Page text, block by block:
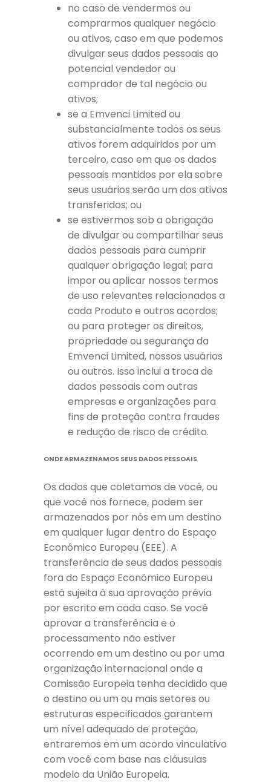
no caso de vendermos ou
comprarmos qualquer negócio
ou ativos, caso em que podemos
divulgar seus dados pessoais ao
potencial vendedor ou
comprador de tal negócio ou
ativos;
se a Emvenci Limited ou
substancialmente todos os seus
ativos forem adquiridos por um
terceiro, caso em que os dados
pessoais mantidos por ela sobre
seus usuários serão um dos ativos
transferidos; ou
se estivermos sob a obrigação
de divulgar ou compartilhar seus
dados pessoais para cumprir
qualquer obrigação legal; para
impor ou aplicar nossos termos
de uso relevantes relacionados a
cada Produto e outros acordos;
ou para proteger os direitos,
propriedade ou segurança da
Emvenci Limited, nossos usuários
ou outros. Isso inclui a troca de
dados pessoais com outras
empresas e organizações para
fins de proteção contra fraudes
e redução de risco de crédito.
ONDE ARMAZENAMOS SEUS DADOS PESSOAIS
Os dados que coletamos de você, ou
que você nos fornece, podem ser
armazenados por nós em um destino
em qualquer lugar dentro do Espaço
Econômico Europeu (EEE). A
transferência de seus dados pessoais
fora do Espaço Econômico Europeu
está sujeita à sua aprovação prévia
por escrito em cada caso. Se você
aprovar a transferência e o
processamento não estiver
ocorrendo em um destino ou por uma
organização internacional onde a
Comissão Europeia tenha decidido que
o destino ou um ou mais setores ou
estruturas especificados garantem
um nível adequado de proteção,
entraremos em um acordo vinculativo
com você com base nas cláusulas
modelo da União Europeia.